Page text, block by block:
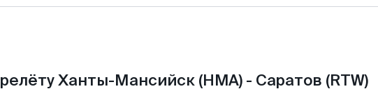
Ханты-Мансийск (HMA) - Саратов (RTW)